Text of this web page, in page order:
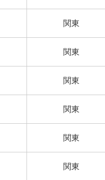
関東
関東
関東
関東
関東
関東